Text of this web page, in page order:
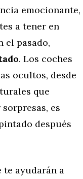
emocionante,
a tener en
el pasado,
. Los coches
ocultos, desde
que
es
después
te ayudarán a